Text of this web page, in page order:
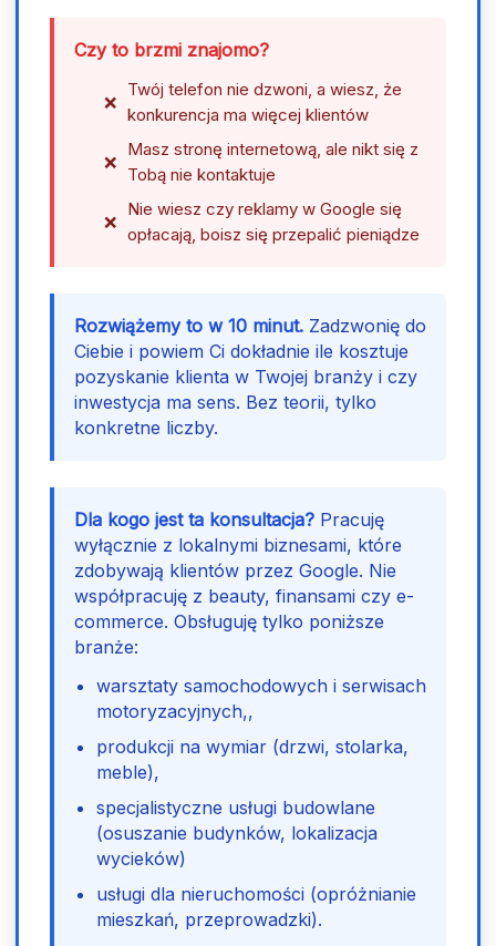
Czy to brzmi znajomo?
Twój telefon nie dzwoni, a wiesz, że
konkurencja ma więcej klientów
Masz stronę internetową, ale nikt się z
Tobą nie kontaktuje
Nie wiesz czy reklamy w Google się
opłacają, boisz się przepalić pieniądze
Rozwiążemy to w 10 minut. Zadzwonię do
Ciebie i powiem Ci dokładnie ile kosztuje
pozyskanie klienta w Twojej branży i czy
inwestycja ma sens. Bez teorii, tylko
konkretne liczby.
Dla kogo jest ta konsultacja? Pracuję
wyłącznie z lokalnymi biznesami, które
zdobywają klientów przez Google. Nie
współpracuję z beauty, finansami czy e-
commerce. Obsługuję tylko poniższe
branże:
warsztaty samochodowych i serwisach
motoryzacyjnych,,
produkcji na wymiar (drzwi, stolarka,
meble),
specjalistyczne usługi budowlane
(osuszanie budynków, lokalizacja
wycieków)
usługi dla nieruchomości (opróżnianie
mieszkań, przeprowadzki).